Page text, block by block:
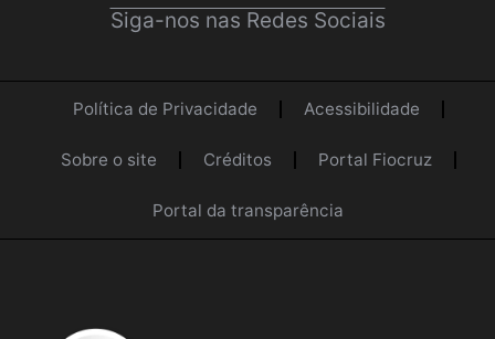
Siga-nos nas Redes Sociais
Política de Privacidade Acessibilidade
Sobre o site Créditos Portal Fiocruz
Portal da transparência